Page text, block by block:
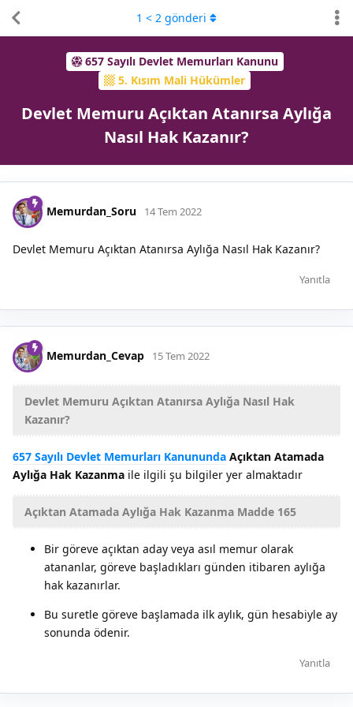
657 Sayılı Devlet Memurları Kanunu
5. Kısım Mali Hükümler
Devlet Memuru Açıktan Atanırsa Aylığa
Nasıl Hak Kazanır?
1 < 2 gönderi
Memurdan_Soru 14 Tem 2022
Devlet Memuru Açıktan Atanırsa Aylığa Nasıl Hak Kazanır?
Yanıtla
Memurdan_Cevap 15 Tem 2022
Devlet Memuru Açıktan Atanırsa Aylığa Nasıl Hak
Kazanır?
657 Sayılı Devlet Memurları Kanununda Açıktan Atamada
Aylığa Hak Kazanma ile ilgili şu bilgiler yer almaktadır
Açıktan Atamada Aylığa Hak Kazanma Madde 165
Bir göreve açıktan aday veya asıl memur olarak
atananlar, göreve başladıkları günden itibaren aylığa
hak kazanırlar.
Bu suretle göreve başlamada ilk aylık, gün hesabiyle ay
sonunda ödenir.
Yanıtla